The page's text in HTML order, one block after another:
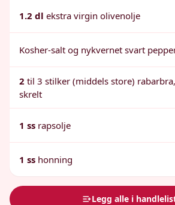
1.2 dl ekstra virgin olivenolje
Kosher-salt og nykvernet svart
2 til 3 stilker (middels store)
skrelt
1 ss rapsolje
1 ss honning
Legg alle i